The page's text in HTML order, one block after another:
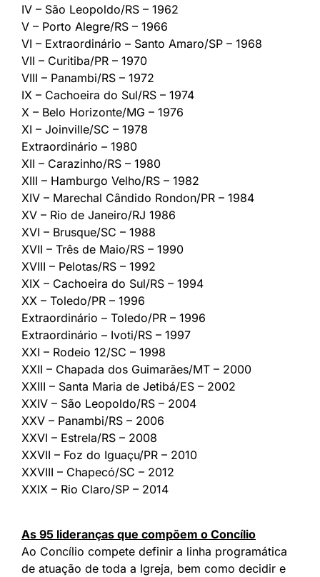
IV – São Leopoldo/RS – 1962
V – Porto Alegre/RS – 1966
VI – Extraordinário – Santo Amaro/SP – 1968
VII – Curitiba/PR – 1970
VIII – Panambi/RS – 1972
IX – Cachoeira do Sul/RS – 1974
X – Belo Horizonte/MG – 1976
XI – Joinville/SC – 1978
Extraordinário – 1980
XII – Carazinho/RS – 1980
XIII – Hamburgo Velho/RS – 1982
XIV – Marechal Cândido Rondon/PR – 1984
XV – Rio de Janeiro/RJ 1986
XVI – Brusque/SC – 1988
XVII – Três de Maio/RS – 1990
XVIII – Pelotas/RS – 1992
XIX – Cachoeira do Sul/RS – 1994
XX – Toledo/PR – 1996
Extraordinário – Toledo/PR – 1996
Extraordinário – Ivoti/RS – 1997
XXI – Rodeio 12/SC – 1998
XXII – Chapada dos Guimarães/MT – 2000
XXIII – Santa Maria de Jetibá/ES – 2002
XXIV – São Leopoldo/RS – 2004
XXV – Panambi/RS – 2006
XXVI – Estrela/RS – 2008
XXVII – Foz do Iguaçu/PR – 2010
XXVIII – Chapecó/SC – 2012
XXIX – Rio Claro/SP – 2014
As 95 lideranças que compõem o Concílio
Ao Concílio compete definir a linha programática
de atuação de toda a Igreja, bem como decidir e